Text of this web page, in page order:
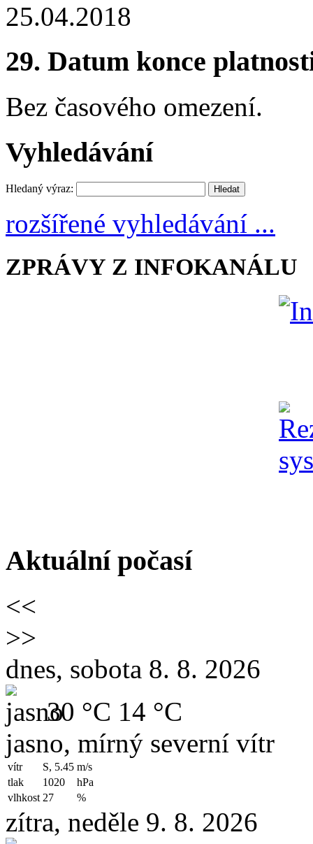
25.04.2018
29. Datum konce
Bez časového omezení.
Vyhledávání
Hledaný výraz:
rozšířené vyhledávání ...
ZPRÁVY Z INFOKANÁLU
Aktuální počasí
<<
>>
dnes, sobota 8. 8. 2026
30 °C 14 °C
jasno, mírný severní vítr
vítr S, 5.45 m/s
tlak
1020
hPa
vlhkost 27 %
zítra, neděle 9. 8. 2026